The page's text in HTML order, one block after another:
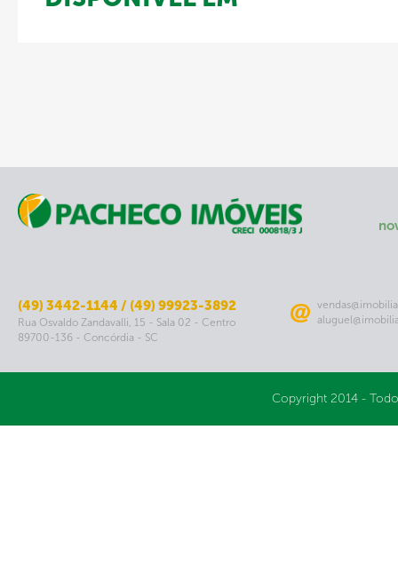
(49) 3442-1144 / (49) 99923-3892
Rua Osvaldo Zandavalli, 15 - Sala 02 - Centro
89700-136 - Concórdia - SC
Copyright 2014 -